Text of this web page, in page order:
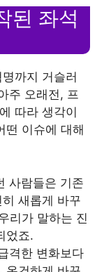
된 좌석
까지 거슬러
주 오래전, 프
따라 생각이
떤 이슈에 대해
사람들은 기존
새롭게 바꾸
리가 말하는 진
었죠.
격한 변화보다